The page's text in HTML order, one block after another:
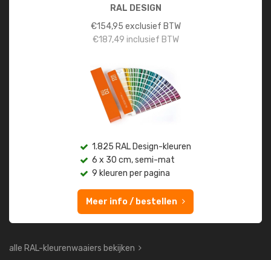
RAL DESIGN
€154,95 exclusief BTW
€187,49 inclusief BTW
1.825 RAL Design-kleuren
6 x 30 cm, semi-mat
9 kleuren per pagina
Meer info / bestellen
alle RAL-kleurenwaaiers bekijken